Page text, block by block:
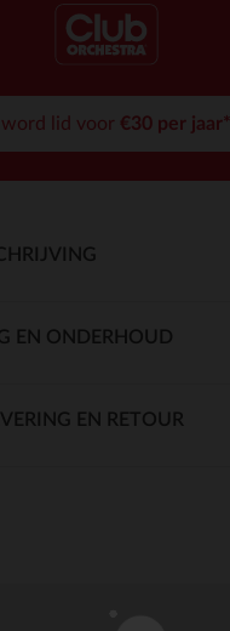
word lid voor €30 per jaar*
EN ONDERHOUD
EN RETOUR